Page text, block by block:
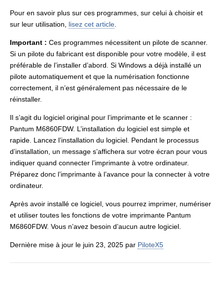
Pour en savoir plus sur ces programmes, sur celui à choisir et
sur leur utilisation, lisez cet article
Important : Ces programmes nécessitent un pilote de scanner.
Si un pilote du fabricant est disponible pour votre modèle, il est
préférable de l’installer d’abord. Si Windows a déjà installé un
pilote automatiquement et que la numérisation fonctionne
correctement, il n’est généralement pas nécessaire de le
réinstaller.
Il s’agit du logiciel original pour l’imprimante et le scanner :
Pantum M6860FDW. L’installation du logiciel est simple et
rapide. Lancez l’installation du logiciel. Pendant le processus
d’installation, un message s’affichera sur votre écran pour vous
indiquer quand connecter l’imprimante à votre ordinateur.
Préparez donc l’imprimante à l’avance pour la connecter à votre
ordinateur.
Après avoir installé ce logiciel, vous pourrez imprimer, numériser
et utiliser toutes les fonctions de votre imprimante Pantum
M6860FDW. Vous n’avez besoin d’aucun autre logiciel.
Dernière mise à jour le juin 23, 2025 par PiloteX5